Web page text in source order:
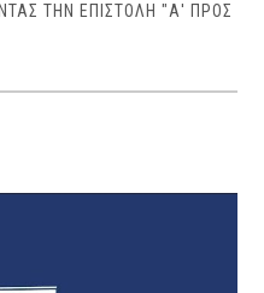
ΤΗΝ ΕΠΙΣΤΟΛΗ "Α' ΠΡΟΣ